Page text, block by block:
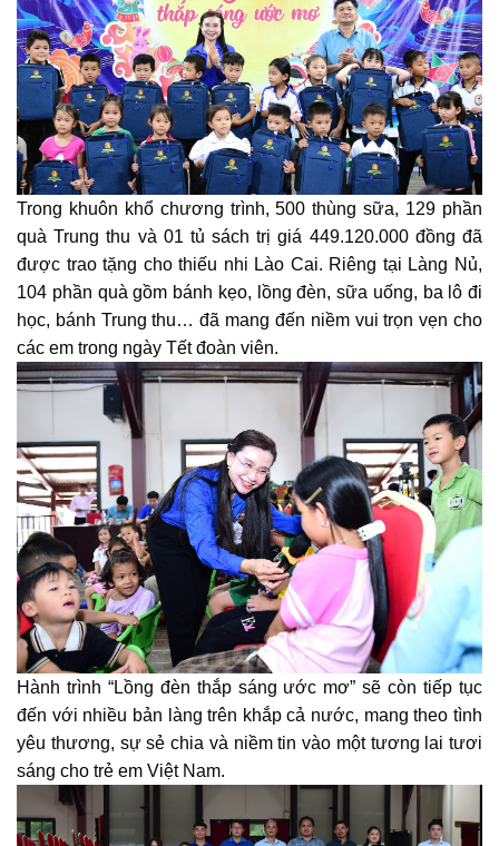
Trong khuôn khổ chương trình, 500 thùng sữa, 129 phần
quà Trung thu và 01 tủ sách trị giá 449.120.000 đồng đã
được trao tặng cho thiếu nhi Lào Cai. Riêng tại Làng Nủ,
104 phần quà gồm bánh kẹo, lồng đèn, sữa uống, ba lô đi
học, bánh Trung thu… đã mang đến niềm vui trọn vẹn cho
các em trong ngày Tết đoàn viên.
Hành trình “Lồng đèn thắp sáng ước mơ” sẽ còn tiếp tục
đến với nhiều bản làng trên khắp cả nước, mang theo tình
yêu thương, sự sẻ chia và niềm tin vào một tương lai tươi
sáng cho trẻ em Việt Nam.